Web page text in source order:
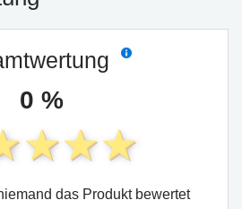
0 %
das Produkt bewertet